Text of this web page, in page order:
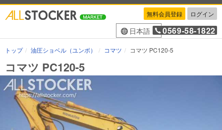
無料会員登録 ログイン
日本語 0569-58-1822
トップ 油圧ショベル（ユンボ） コマツ コマツ PC120-5
コマツ PC120-5